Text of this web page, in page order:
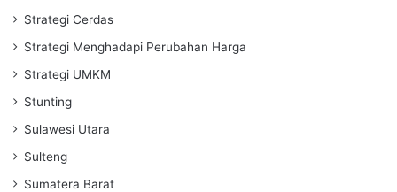
Strategi Cerdas
Strategi Menghadapi Perubahan Harga
Strategi UMKM
Stunting
Sulawesi Utara
Sulteng
Sumatera Barat